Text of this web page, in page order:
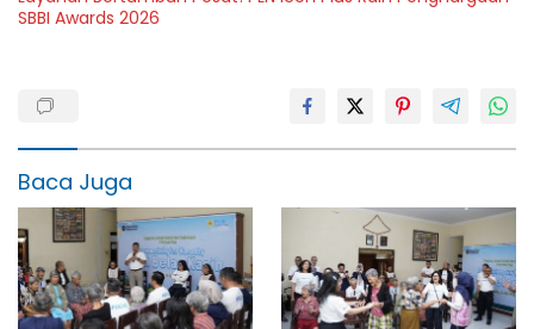
SBBI Awards 2026
Baca Juga